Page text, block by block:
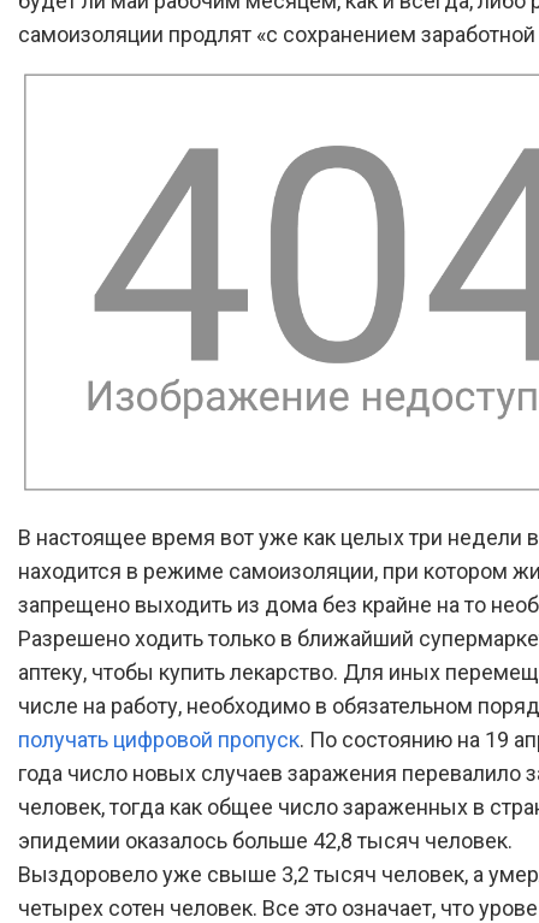
самоизоляции продлят «с сохранением
В настоящее время вот уже как целых три недели
находится в режиме самоизоляции, при котором
запрещено выходить из дома без крайне на то
Разрешено ходить только в ближайший
аптеку, чтобы купить лекарство. Для иных
числе на работу, необходимо в обязательном
получать цифровой пропуск. По состоянию на 19
года число новых случаев заражения перевалило
человек, тогда как общее число зараженных в
эпидемии оказалось больше 42,8 тысяч человек.
Выздоровело уже свыше 3,2 тысяч человек, а
четырех сотен человек. Все это означает, что